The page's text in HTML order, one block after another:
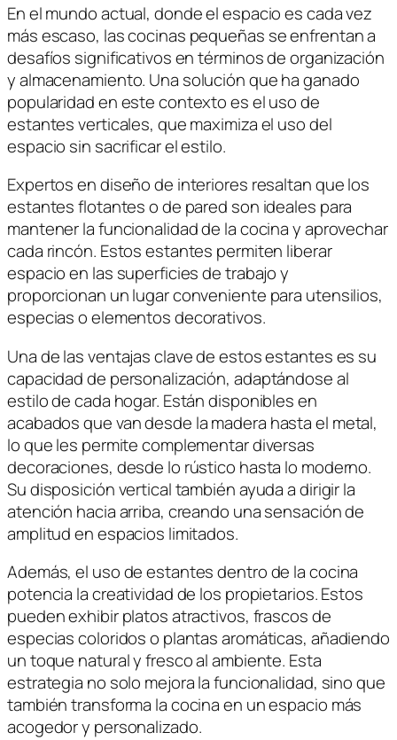
En el mundo actual, donde el espacio es cada vez
más escaso, las cocinas pequeñas se enfrentan a
desafíos significativos en términos de organización
y almacenamiento. Una solución que ha ganado
popularidad en este contexto es el uso de
estantes verticales, que maximiza el uso del
espacio sin sacrificar el estilo.
Expertos en diseño de interiores resaltan que los
estantes flotantes o de pared son ideales para
mantener la funcionalidad de la cocina y aprovechar
cada rincón. Estos estantes permiten liberar
espacio en las superficies de trabajo y
proporcionan un lugar conveniente para utensilios,
especias o elementos decorativos.
Una de las ventajas clave de estos estantes es su
capacidad de personalización, adaptándose al
estilo de cada hogar. Están disponibles en
acabados que van desde la madera hasta el metal,
lo que les permite complementar diversas
decoraciones, desde lo rústico hasta lo moderno.
Su disposición vertical también ayuda a dirigir la
atención hacia arriba, creando una sensación de
amplitud en espacios limitados.
Además, el uso de estantes dentro de la cocina
potencia la creatividad de los propietarios. Estos
pueden exhibir platos atractivos, frascos de
especias coloridos o plantas aromáticas, añadiendo
un toque natural y fresco al ambiente. Esta
estrategia no solo mejora la funcionalidad, sino que
también transforma la cocina en un espacio más
acogedor y personalizado.